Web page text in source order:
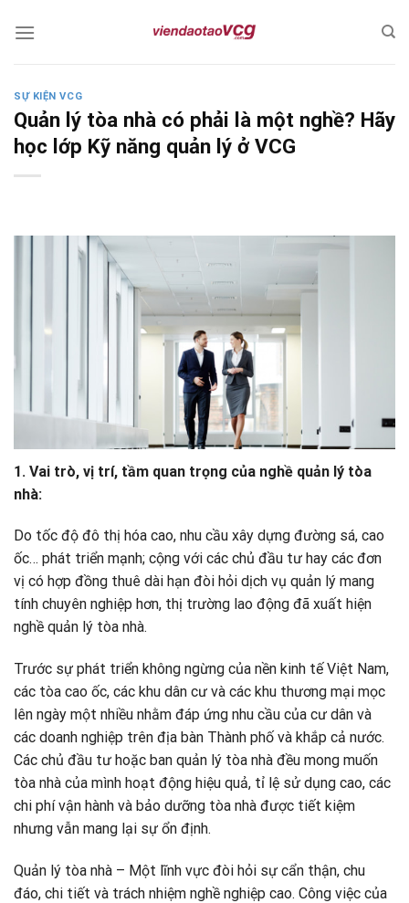
SỰ KIỆN VCG
Quản lý tòa nhà có phải là một nghề? Hãy
học lớp Kỹ năng quản lý ở VCG
1. Vai trò, vị trí, tầm quan trọng của nghề quản lý tòa
nhà:
Do tốc độ đô thị hóa cao, nhu cầu xây dựng đường sá, cao
ốc… phát triển mạnh; cộng với các chủ đầu tư hay các đơn
vị có hợp đồng thuê dài hạn đòi hỏi dịch vụ quản lý mang
tính chuyên nghiệp hơn, thị trường lao động đã xuất hiện
nghề quản lý tòa nhà.
Trước sự phát triển không ngừng của nền kinh tế Việt Nam,
các tòa cao ốc, các khu dân cư và các khu thương mại mọc
lên ngày một nhiều nhằm đáp ứng nhu cầu của cư dân và
các doanh nghiệp trên địa bàn Thành phố và khắp cả nước.
Các chủ đầu tư hoặc ban quản lý tòa nhà đều mong muốn
tòa nhà của mình hoạt động hiệu quả, tỉ lệ sử dụng cao, các
chi phí vận hành và bảo dưỡng tòa nhà được tiết kiệm
nhưng vẫn mang lại sự ổn định.
Quản lý tòa nhà – Một lĩnh vực đòi hỏi sự cẩn thận, chu
đáo, chi tiết và trách nhiệm nghề nghiệp cao. Công việc của